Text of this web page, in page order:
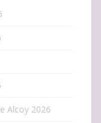
Alcoy 2026